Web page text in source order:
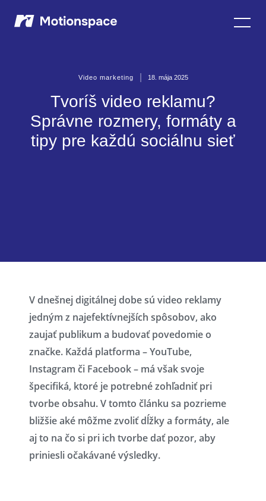
Motionspace
Video marketing 18. mája 2025
Tvoríš video reklamu?
Správne rozmery, formáty a
tipy pre každú sociálnu sieť
V dnešnej digitálnej dobe sú video reklamy
jedným z najefektívnejších spôsobov, ako
zaujať publikum a budovať povedomie o
značke. Každá platforma – YouTube,
Instagram či Facebook – má však svoje
špecifiká, ktoré je potrebné zohľadniť pri
tvorbe obsahu. V tomto článku sa pozrieme
bližšie aké môžme zvoliť dĺžky a formáty, ale
aj to na čo si pri ich tvorbe dať pozor, aby
priniesli očakávané výsledky.